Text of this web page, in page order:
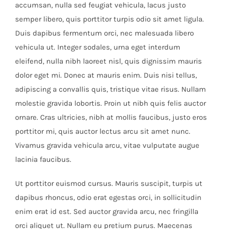
accumsan, nulla sed feugiat vehicula, lacus justo
semper libero, quis porttitor turpis odio sit amet ligula.
Duis dapibus fermentum orci, nec malesuada libero
vehicula ut. Integer sodales, urna eget interdum
eleifend, nulla nibh laoreet nisl, quis dignissim mauris
dolor eget mi. Donec at mauris enim. Duis nisi tellus,
adipiscing a convallis quis, tristique vitae risus. Nullam
molestie gravida lobortis. Proin ut nibh quis felis auctor
ornare. Cras ultricies, nibh at mollis faucibus, justo eros
porttitor mi, quis auctor lectus arcu sit amet nunc.
Vivamus gravida vehicula arcu, vitae vulputate augue
lacinia faucibus.
Ut porttitor euismod cursus. Mauris suscipit, turpis ut
dapibus rhoncus, odio erat egestas orci, in sollicitudin
enim erat id est. Sed auctor gravida arcu, nec fringilla
orci aliquet ut. Nullam eu pretium purus. Maecenas